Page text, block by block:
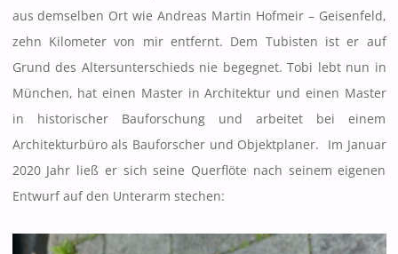
aus demselben Ort wie Andreas Martin Hofmeir – Geisenfeld,
zehn Kilometer von mir entfernt. Dem Tubisten ist er auf
Grund des Altersunterschieds nie begegnet. Tobi lebt nun in
München, hat einen Master in Architektur und einen Master
in historischer Bauforschung und arbeitet bei einem
Architekturbüro als Bauforscher und Objektplaner. Im Januar
2020 Jahr ließ er sich seine Querflöte nach seinem eigenen
Entwurf auf den Unterarm stechen: